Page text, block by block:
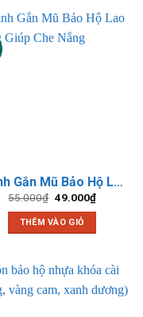
Vành Gắn Mũ Bảo Hộ Lao Động Giúp Che Nắng
55.000₫ Giá
là:
55.000₫.
49.000₫Giá
hiện
49.000₫.
THÊM VÀO GIỎ